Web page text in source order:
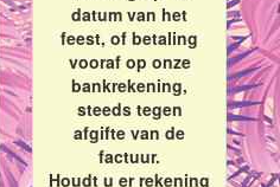
datum van het
feest, of betaling
vooraf op onze
bankrekening,
steeds tegen
afgifte van de
factuur.
Houdt u er rekening